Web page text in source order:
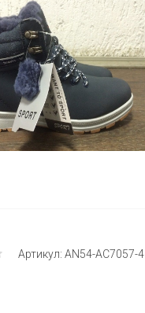
Артикул: AN54-AC7057-4